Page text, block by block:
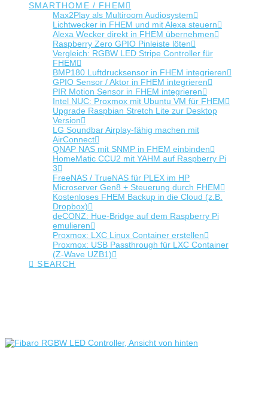
SMARTHOME / FHEM
Max2Play als Multiroom Audiosystem
Lichtwecker in FHEM und mit Alexa steuern
Alexa Wecker direkt in FHEM übernehmen
Raspberry Zero GPIO Pinleiste löten
Vergleich: RGBW LED Stripe Controller für
FHEM
BMP180 Luftdrucksensor in FHEM integrieren
GPIO Sensor / Aktor in FHEM integrieren
PIR Motion Sensor in FHEM integrieren
Intel NUC: Proxmox mit Ubuntu VM für FHEM
Upgrade Raspbian Stretch Lite zur Desktop
Version
LG Soundbar Airplay-fähig machen mit
AirConnect
QNAP NAS mit SNMP in FHEM einbinden
HomeMatic CCU2 mit YAHM auf Raspberry Pi
3
FreeNAS / TrueNAS für PLEX im HP
Microserver Gen8 + Steuerung durch FHEM
Kostenloses FHEM Backup in die Cloud (z.B.
Dropbox)
deCONZ: Hue-Bridge auf dem Raspberry Pi
emulieren
Proxmox: LXC Linux Container erstellen
Proxmox: USB Passthrough für LXC Container
(Z-Wave UZB1)
SEARCH